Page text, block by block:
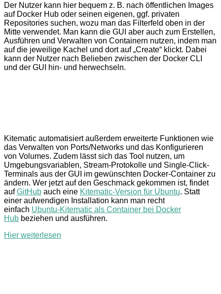
Der Nutzer kann hier bequem z. B. nach öffentlichen Images
auf Docker Hub oder seinen eigenen, ggf. privaten
Repositories suchen, wozu man das Filterfeld oben in der
Mitte verwendet. Man kann die GUI aber auch zum Erstellen,
Ausführen und Verwalten von Containern nutzen, indem man
auf die jeweilige Kachel und dort auf „Create“ klickt. Dabei
kann der Nutzer nach Belieben zwischen der Docker CLI
und der GUI hin- und herwechseln.
Kitematic automatisiert außerdem erweiterte Funktionen wie
das Verwalten von Ports/Networks und das Konfigurieren
von Volumes. Zudem lässt sich das Tool nutzen, um
Umgebungsvariablen, Stream-Protokolle und Single-Click-
Terminals aus der GUI im gewünschten Docker-Container zu
ändern. Wer jetzt auf den Geschmack gekommen ist, findet
aufGitHub auch eine Kitematic-Version für Ubuntu. Statt
einer aufwendigen Installation kann man recht
einfach Ubuntu-Kitematic als Container bei Docker
Hub beziehen und ausführen.
Hier weiterlesen